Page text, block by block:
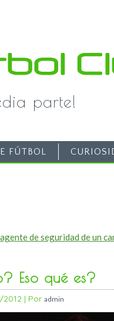
parte!
FÚTBOL
de seguridad de un
Eso qué es?
2012| Por admin